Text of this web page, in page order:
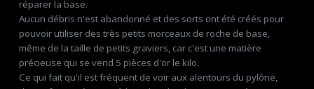
réparer la base.
Aucun débris n'est abandonné et des sorts ont été créés pour
pouvoir utiliser des très petits morceaux de roche de base,
même de la taille de petits graviers, car c'est une matière
précieuse qui se vend 5 pièces d'or le kilo.
Ce qui fait qu'il est fréquent de voir aux alentours du pylône,